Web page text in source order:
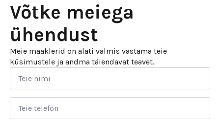
Võtke meiega
ühendust
Meie maaklerid on alati valmis vastama teie
küsimustele ja andma täiendavat teavet.